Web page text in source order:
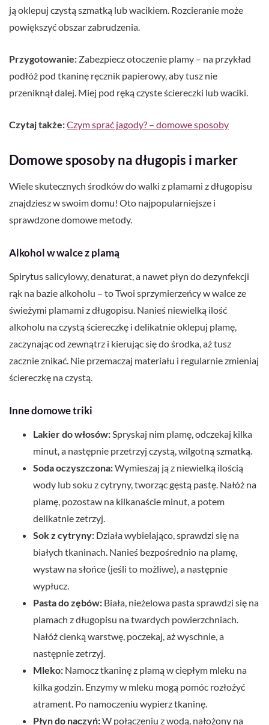
ją oklepuj czystą szmatką lub wacikiem. Rozcieranie może
powiększyć obszar zabrudzenia.
Przygotowanie: Zabezpiecz otoczenie plamy – na przykład
podłóż pod tkaninę ręcznik papierowy, aby tusz nie
przeniknął dalej. Miej pod ręką czyste ściereczki lub waciki.
Czytaj także:Czym sprać jagody? – domowe sposoby
Domowe sposoby na długopis i marker
Wiele skutecznych środków do walki z plamami z długopisu
znajdziesz w swoim domu! Oto najpopularniejsze i
sprawdzone domowe metody.
Alkohol w walce z plamą
Spirytus salicylowy, denaturat, a nawet płyn do dezynfekcji
rąk na bazie alkoholu – to Twoi sprzymierzeńcy w walce ze
świeżymi plamami z długopisu. Nanieś niewielką ilość
alkoholu na czystą ściereczkę i delikatnie oklepuj plamę,
zaczynając od zewnątrz i kierując się do środka, aż tusz
zacznie znikać. Nie przemaczaj materiału i regularnie zmieniaj
ściereczkę na czystą.
Inne domowe triki
Lakier do włosów:Spryskaj nim plamę, odczekaj kilka
minut, a następnie przetrzyj czystą, wilgotną szmatką.
Soda oczyszczona:Wymieszaj ją z niewielką ilością
wody lub soku z cytryny, tworząc gęstą pastę. Nałóż na
plamę, pozostaw na kilkanaście minut, a potem
delikatnie zetrzyj.
Sok z cytryny: Działa wybielająco, sprawdzi się na
białych tkaninach. Nanieś bezpośrednio na plamę,
wystaw na słońce (jeśli to możliwe), a następnie
wypłucz.
Pasta do zębów: Biała, nieżelowa pasta sprawdzi się na
plamach z długopisu na twardych powierzchniach.
Nałóż cienką warstwę, poczekaj, aż wyschnie, a
następnie zetrzyj.
Mleko: Namocz tkaninę z plamą w ciepłym mleku na
kilka godzin. Enzymy w mleku mogą pomóc rozłożyć
atrament. Po namoczeniu wypierz tkaninę.
Płyn do naczyń:W połączeniu z wodą, nałożony na